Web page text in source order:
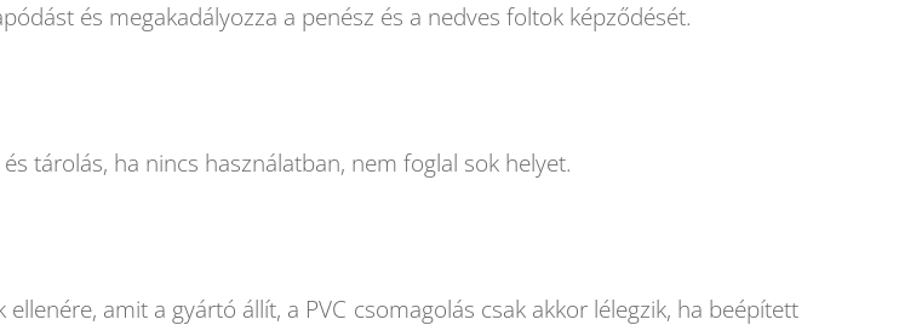
és megakadályozza a penész és a nedves foltok képződését.
tárolás, ha nincs használatban, nem foglal sok helyet.
amit a gyártó állít, a PVC csomagolás csak akkor lélegzik, ha beépített